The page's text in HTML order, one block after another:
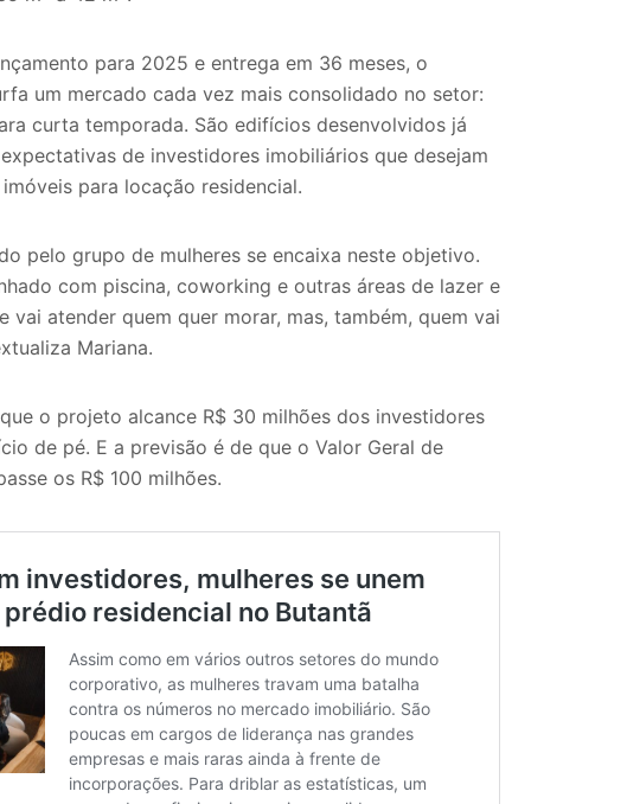
para 2025 e entrega em 36 meses, o
um mercado cada vez mais consolidado no setor:
curta temporada. São edifícios desenvolvidos já
de investidores imobiliários que desejam
para locação residencial.
pelo grupo de mulheres se encaixa neste objetivo.
com piscina, coworking e outras áreas de lazer e
vai atender quem quer morar, mas, também, quem vai
Mariana.
o projeto alcance R$ 30 milhões dos investidores
de pé. E a previsão é de que o Valor Geral de
os R$ 100 milhões.